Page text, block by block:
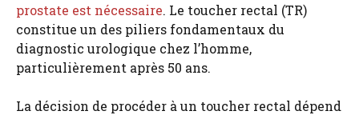
prostate est nécessaire. Le toucher rectal (TR)
constitue un des piliers fondamentaux du
diagnostic urologique chez l’homme,
particulièrement après 50 ans.
La décision de procéder à un toucher rectal dépend